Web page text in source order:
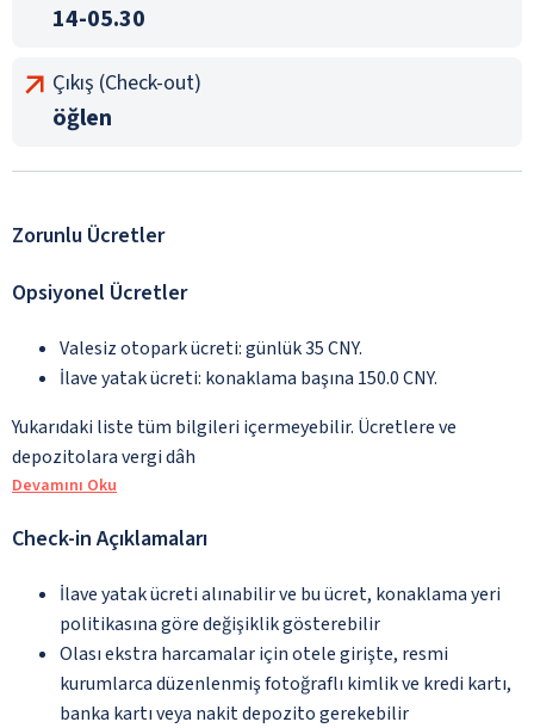
14-05.30
Çıkış (Check-out)
öğlen
Zorunlu Ücretler
Opsiyonel Ücretler
Valesiz otopark ücreti: günlük 35 CNY.
İlave yatak ücreti: konaklama başına 150.0 CNY.
Yukarıdaki liste tüm bilgileri içermeyebilir. Ücretlere ve
depozitolara vergi dâh
Devamını Oku
Check-in Açıklamaları
İlave yatak ücreti alınabilir ve bu ücret, konaklama yeri
politikasına göre değişiklik gösterebilir
Olası ekstra harcamalar için otele girişte, resmi
kurumlarca düzenlenmiş fotoğraflı kimlik ve kredi kartı,
banka kartı veya nakit depozito gerekebilir